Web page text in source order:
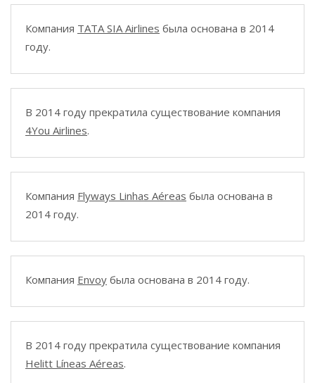
Компания TATA SIA Airlines была основана в 2014
году.
В 2014 году прекратила существование компания
4You Airlines.
Компания Flyways Linhas Aéreas была основана в
2014 году.
Компания Envoy была основана в 2014 году.
В 2014 году прекратила существование компания
Helitt Líneas Aéreas.